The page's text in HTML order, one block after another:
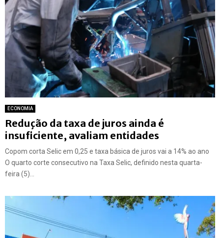
ECONOMIA
Redução da taxa de juros ainda é
insuficiente, avaliam entidades
Copom corta Selic em 0,25 e taxa básica de juros vai a 14% ao ano
O quarto corte consecutivo na Taxa Selic, definido nesta quarta-
feira (5)...